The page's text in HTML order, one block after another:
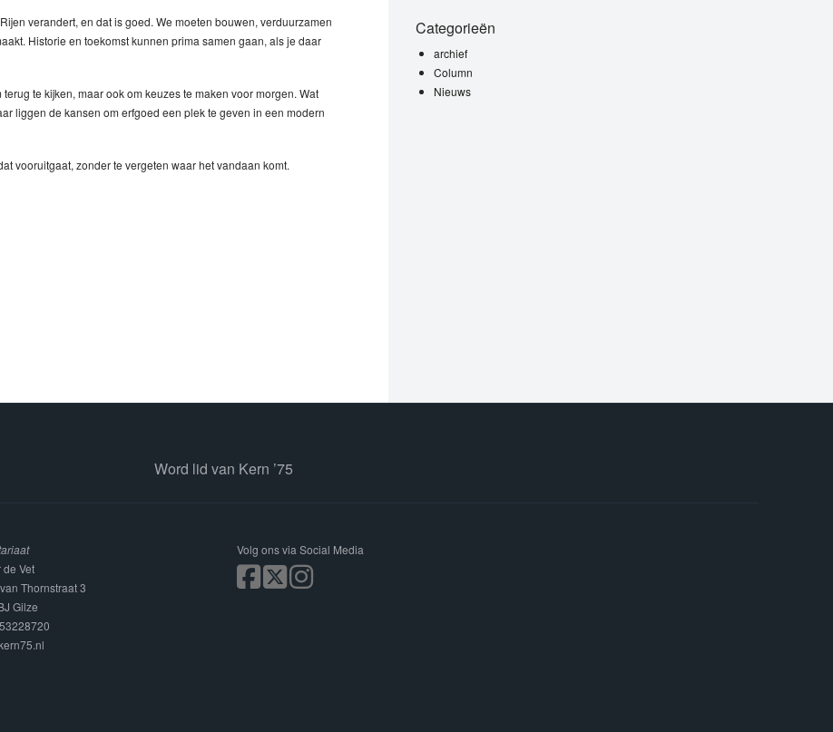
verandert, en dat is goed. We moeten bouwen, verduurzamen
Historie en toekomst kunnen prima samen gaan, als je daar
te kijken, maar ook om keuzes te maken voor morgen. Wat
liggen de kansen om erfgoed een plek te geven in een modern
vooruitgaat, zonder te vergeten waar het vandaan komt.
Categorieën
archief
Column
Nieuws
Word lid van Kern ’75
de Vet
Thornstraat 3
Gilze
Volg ons via Social Media